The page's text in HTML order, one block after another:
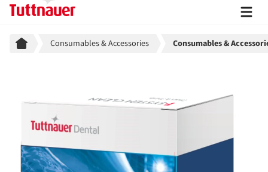
BreadcrumbConsumables & Accessories Consumables &